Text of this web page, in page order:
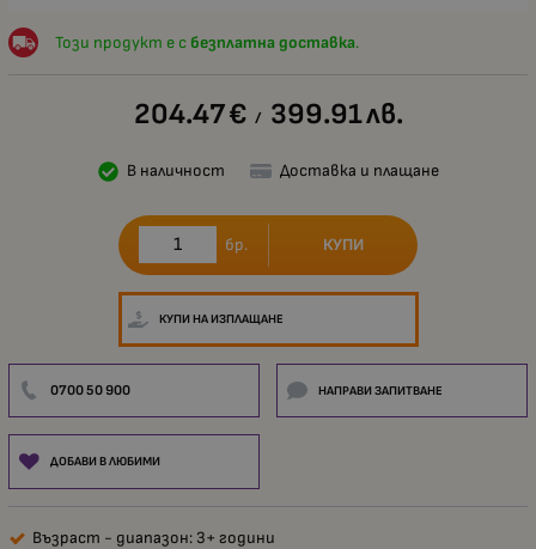
Този продукт е с безплатна доставка.
204.47€ / 399.91лв.
В наличност Доставка и плащане
бр. КУПИ
КУПИ НА ИЗПЛАЩАНЕ
0700 50 900 НАПРАВИ ЗАПИТВАНЕ
ДОБАВИ В ЛЮБИМИ
Възраст - диапазон: 3+ години